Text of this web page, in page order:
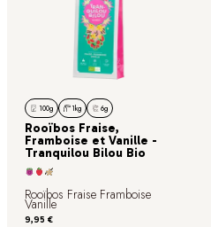
100g 1kg 6g
Rooïbos Fraise,
Framboise et Vanille -
Tranquilou Bilou Bio
Rooïbos Fraise Framboise
Vanille
Prix
9,95 €